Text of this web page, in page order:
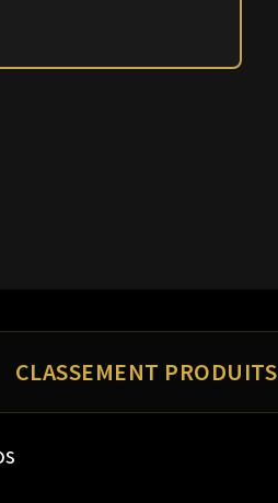
CLASSEMENT PRODUITS